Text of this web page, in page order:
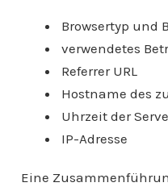
Browsertyp und
verwendetes
Referrer URL
Hostname des
Uhrzeit der
IP-Adresse
Eine